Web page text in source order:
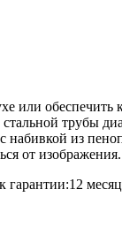
или
трубы
набивкой из
от изображения.
гарантии:12